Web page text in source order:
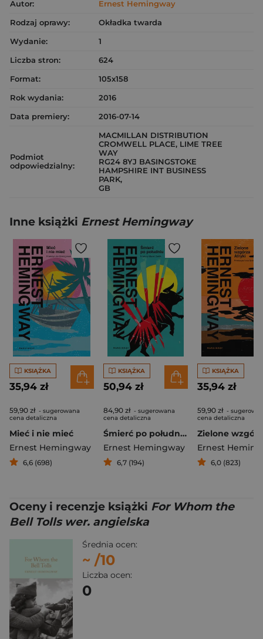
Autor:
Ernest Hemingway
Rodzaj oprawy:
Okładka twarda
Wydanie:
1
Liczba stron:
624
Format:
105x158
Rok wydania:
2016
Data premiery:
2016-07-14
Podmiot
odpowiedzialny:
MACMILLAN DISTRIBUTION
CROMWELL PLACE, LIME TREE
WAY
RG24 8YJ BASINGSTOKE
HAMPSHIRE INT BUSINESS
PARK,
GB
Inne książki Ernest Hemingway
KSIĄŻKA
35,94 zł
59,90 zł - sugerowana
cena detaliczna
Mieć i nie mieć
Ernest Hemingway
6,6 (698)
KSIĄŻKA
50,94 zł
84,90 zł - sugerowana
cena detaliczna
Śmierć po południu
Ernest Hemingway
6,7 (194)
KSIĄŻKA
35,94 zł
59,90 zł -
cena detaliczna
Ernest
6,0 (823)
Oceny i recenzje książki For Whom the
Bell Tolls wer. angielska
Średnia ocen:
~ /10
Liczba ocen:
0